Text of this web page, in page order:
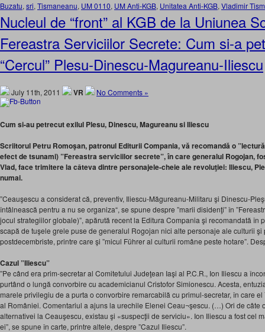
Buzatu, sri, Tismaneanu, UM 0110, UM Anti-KGB, Unitatea Anti-KGB, Vladimir
Nucleul de “front” al KGB de la Uniunea
Fereastra Serviciilor Secrete: Cum si-a
“Cercul” Plesu-Dinescu-Magureanu-Iliescu
July 11th, 2011 VR No Comments »
Cum si-au petrecut exilul Plesu, Dinescu, Magureanu si Iliescu
Scriitorul Petru Romoşan, patronul Editurii Compania, vă recomandă o
efect de tsunami) ”Fereastra serviciilor secrete”, în care generalul Rogojan,
Vlad, face trimitere la câteva dintre personajele-cheie ale revoluţiei: Iliescu,
numai.
”Ceauşescu a considerat că, preventiv, Iliescu-Măgureanu-Militaru şi Dinescu-
întâlnească pentru a nu se organiza“, se spune despre ”marii disidenţi” în
jocul strategiilor globale)”, apărută recent la Editura Compania şi recomandată în
scapă de tuşele grele puse de generalul Rogojan nici alte personaje ale culturii şi
postdecembriste, printre care şi ”micul Führer al culturii române peste hotare”.
Cazul ”Iliescu”
”Pe când era prim-secretar al Comitetului Judeţean Iaşi al P.C.R., Ion Iliescu a
purtând o lungă convorbire cu academicianul Cristofor Simionescu. Acesta,
marele privilegiu de a purta o convorbire remarcabilă cu primul-secretar, în care
al României. Comentariul a ajuns la urechile Elenei Ceau¬şescu. (…) Ori de câte
alternativei la Ceauşescu, existau şi «suspecţii de serviciu». Ion Iliescu a fost cel
ei”, se spune în carte, printre altele, despre ”Cazul Iliescu”.